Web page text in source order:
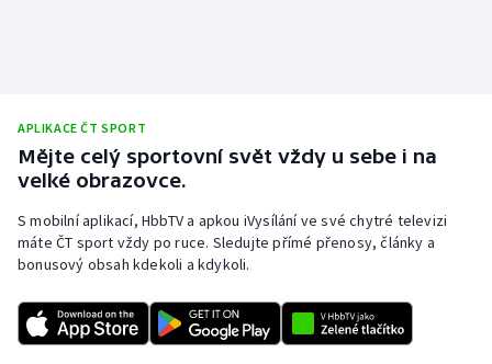
APLIKACE ČT SPORT
Mějte celý sportovní svět vždy u sebe i na
velké obrazovce.
S mobilní aplikací, HbbTV a apkou iVysílání ve své chytré televizi
máte ČT sport vždy po ruce. Sledujte přímé přenosy, články a
bonusový obsah kdekoli a kdykoli.